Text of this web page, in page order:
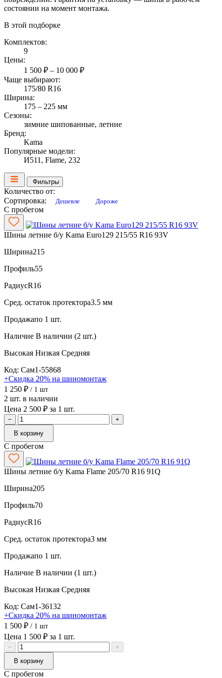
состоянии на момент монтажа.
В этой подборке
Комплектов:
9
Цены:
1 500 ₽ – 10 000 ₽
Чаще выбирают:
175/80 R16
Ширина:
175 – 225 мм
Сезоны:
зимние шипованные, летние
Бренд:
Kama
Популярные модели:
И511, Flame, 232
Фильтры
Количество от:
Сортировка:
Дешевле Дороже
С пробегом
Шины летние б/у Kama Euro129 215/55 R16 93V
Ширина215
Профиль55
РадиусR16
Сред. остаток протектора3.5 мм
Продажапо 1 шт.
Наличие В наличии (2 шт.)
Высокая Низкая Средняя
Код: Сам1-55868
+Скидка 20% на шиномонтаж
1 250 ₽ / 1 шт
2 шт. в наличии
Цена 2 500 ₽ за 1 шт.
−
+
В корзину
С пробегом
Шины летние б/у Kama Flame 205/70 R16 91Q
Ширина205
Профиль70
РадиусR16
Сред. остаток протектора3 мм
Продажапо 1 шт.
Наличие В наличии (1 шт.)
Высокая Низкая Средняя
Код: Сам1-36132
+Скидка 20% на шиномонтаж
1 500 ₽ / 1 шт
Цена 1 500 ₽ за 1 шт.
−
+
В корзину
С пробегом